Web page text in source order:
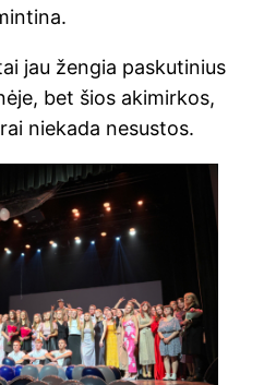
jau žengia paskutinius
bet šios akimirkos,
niekada nesustos.